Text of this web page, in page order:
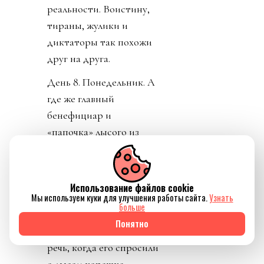
реальности. Воистину,
тираны, жулики и
диктаторы так похожи
друг на друга.
День 8. Понедельник. А
где же главный
бенефициар и
«папочка» лысого из
ФИФА? А он не
отвечает на звонки. А на
пресс-конференции
заседатель в белом доме
срочно перестал
понимать, о ком идет
речь, когда его спросили
Использование файлов cookie
Мы используем куки для улучшения работы сайта.Узнать
больше
Понятно